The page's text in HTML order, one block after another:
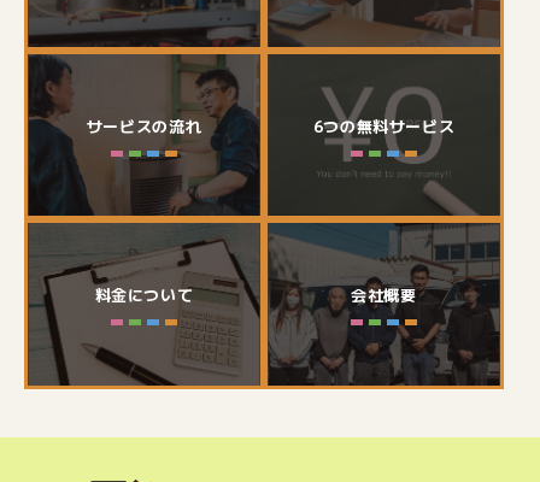
サービスの流れ 6つの無料サービス
料金について 会社概要